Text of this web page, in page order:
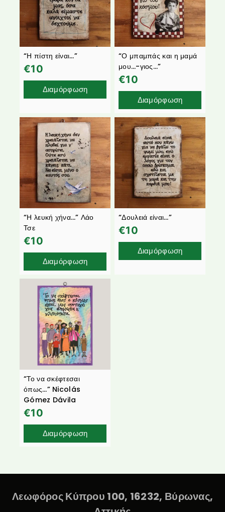
“Η πίστη είναι…”
€10
Διαμόρφωση
“Ο μπαμπάς και η μαμά
μου…-γιος…”
€10
Διαμόρφωση
“Η λευκή χήνα…” Λάο
Τσε
€10
Διαμόρφωση
“Δουλειά είναι…”
€10
Διαμόρφωση
“Το να σκέφτεσαι
όπως…” Nicolás
Gómez Dávila
€10
Διαμόρφωση
Λεωφόρος Κύπρου 100, 16232, Βύρωνας,